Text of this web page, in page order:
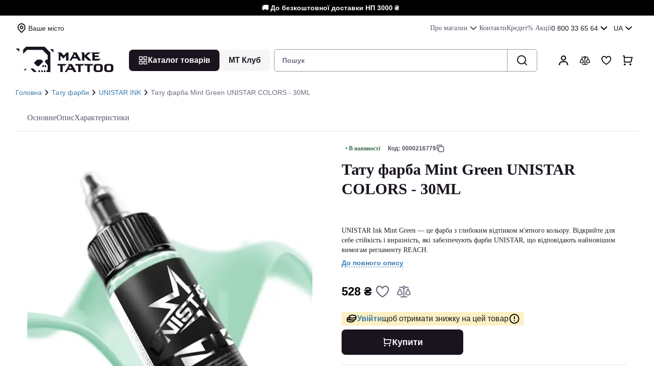
🚚 До безкоштовної доставки НП 3000 ₴
Ваше місто Про магазин КонтактиКредит% Акції0 800 33 65 64 UA
Каталог товарів МТ Клуб
Головна Тату фарби UNISTAR INK Тату фарба Mint Green UNISTAR COLORS - 30ML
ОсновнеОписХарактеристики
• В наявності Код: 0000216779
Тату фарба Mint Green UNISTAR
COLORS - 30ML
UNISTAR Ink Mint Green — це фарба з глибоким відтінком м'ятного кольору. Відкрийте для
себе стійкість і виразність, які забезпечують фарби UNISTAR, що відповідають найновішим
вимогам регламенту REACH.
До повного опису
528 ₴
Увійтищоб отримати знижку на цей товар
Купити